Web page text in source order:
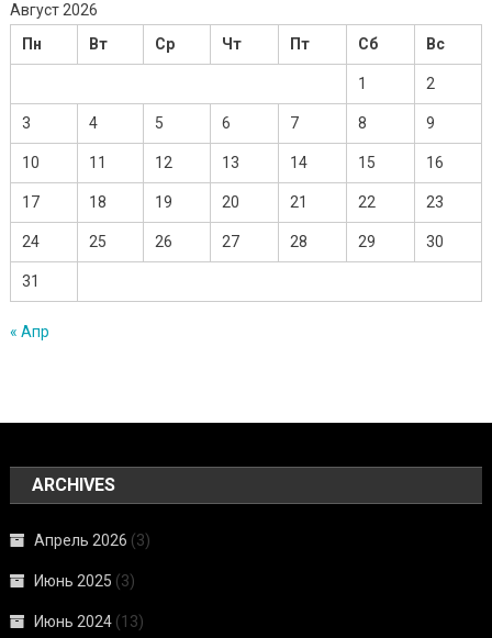
Август 2026
Пн
Вт Ср Чт Пт Сб Вс
1 2
3 4 5 6 7 8 9
10 11 12 13 14 15 16
17 18 19 20 21 22 23
24 25 26 27 28 29 30
31
« Апр
ARCHIVES
Апрель 2026 (3)
Июнь 2025 (3)
Июнь 2024 (13)